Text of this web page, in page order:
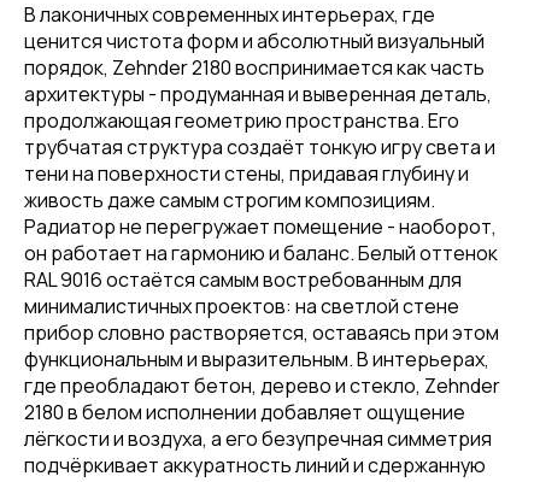
В лаконичных современных интерьерах, где
ценится чистота форм и абсолютный визуальный
порядок, Zehnder 2180 воспринимается как часть
архитектуры - продуманная и выверенная деталь,
продолжающая геометрию пространства. Его
трубчатая структура создаёт тонкую игру света и
тени на поверхности стены, придавая глубину и
живость даже самым строгим композициям.
Радиатор не перегружает помещение - наоборот,
он работает на гармонию и баланс. Белый оттенок
RAL 9016 остаётся самым востребованным для
минималистичных проектов: на светлой стене
прибор словно растворяется, оставаясь при этом
функциональным и выразительным. В интерьерах,
где преобладают бетон, дерево и стекло, Zehnder
2180 в белом исполнении добавляет ощущение
лёгкости и воздуха, а его безупречная симметрия
подчёркивает аккуратность линий и сдержанную